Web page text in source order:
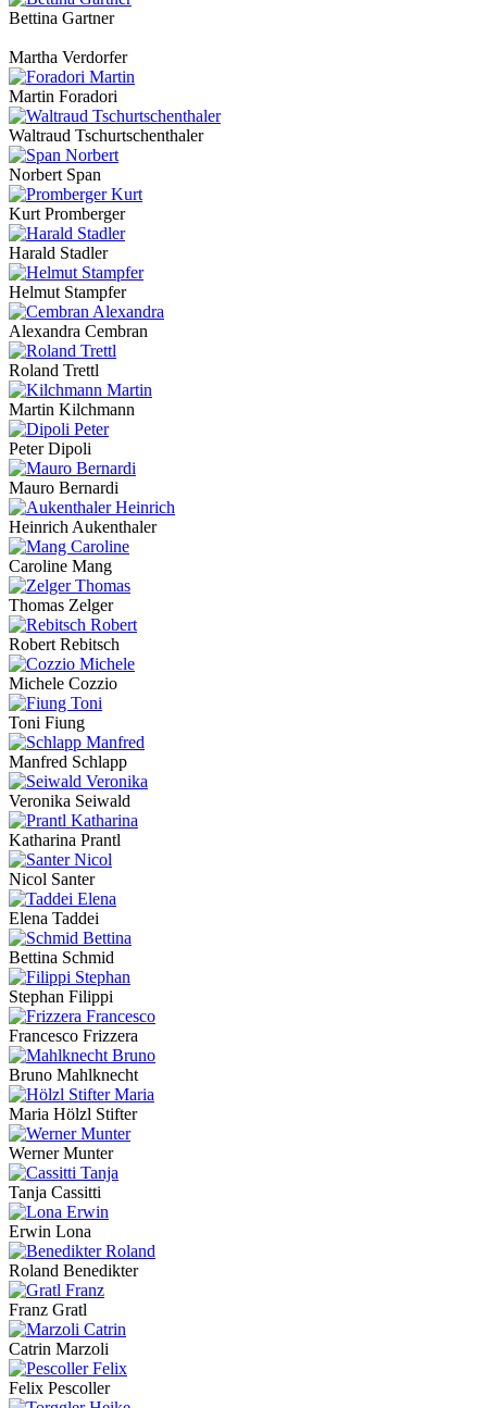
Bettina Gartner
Martha Verdorfer
Martin Foradori
Waltraud Tschurtschenthaler
Norbert Span
Kurt Promberger
Harald Stadler
Helmut Stampfer
Alexandra Cembran
Roland Trettl
Martin Kilchmann
Peter Dipoli
Mauro Bernardi
Heinrich Aukenthaler
Caroline Mang
Thomas Zelger
Robert Rebitsch
Michele Cozzio
Toni Fiung
Manfred Schlapp
Veronika Seiwald
Katharina Prantl
Nicol Santer
Elena Taddei
Bettina Schmid
Stephan Filippi
Francesco Frizzera
Bruno Mahlknecht
Maria Hölzl Stifter
Werner Munter
Tanja Cassitti
Erwin Lona
Roland Benedikter
Franz Gratl
Catrin Marzoli
Felix Pescoller